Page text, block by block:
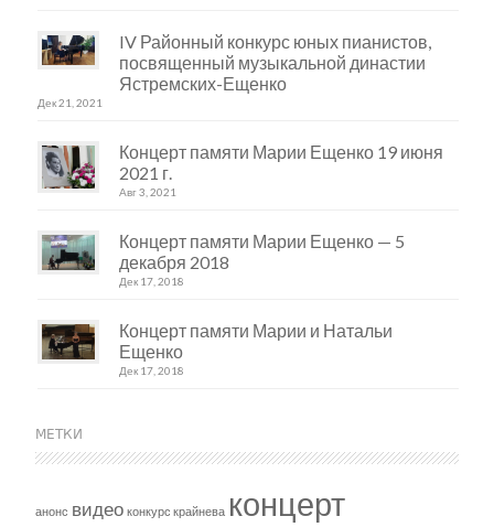
IV Районный конкурс юных пианистов,
посвященный музыкальной династии
Ястремских-Ещенко
Дек 21, 2021
Концерт памяти Марии Ещенко 19 июня
2021 г.
Авг 3, 2021
Концерт памяти Марии Ещенко — 5
декабря 2018
Дек 17, 2018
Концерт памяти Марии и Натальи
Ещенко
Дек 17, 2018
МЕТКИ
анонс видео конкурс крайнева концерт